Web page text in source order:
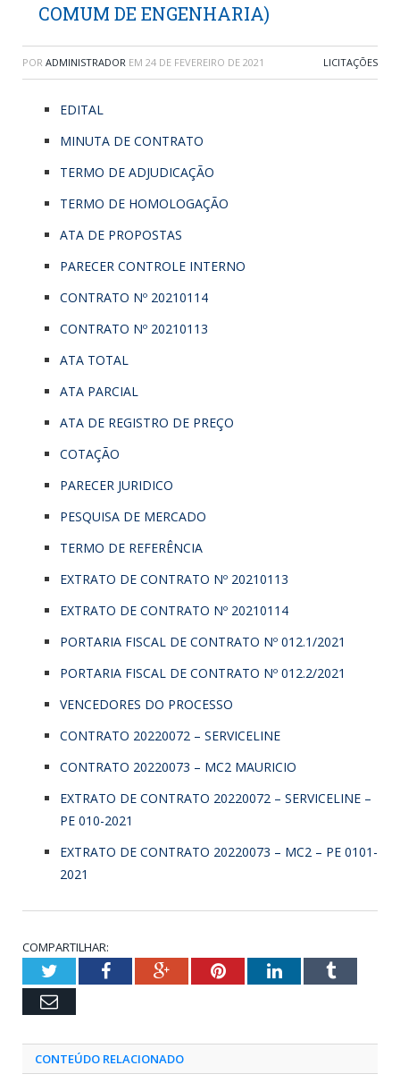
COMUM DE ENGENHARIA)
POR ADMINISTRADOR EM 24 DE FEVEREIRO DE 2021 LICITAÇÕES
EDITAL
MINUTA DE CONTRATO
TERMO DE ADJUDICAÇÃO
TERMO DE HOMOLOGAÇÃO
ATA DE PROPOSTAS
PARECER CONTROLE INTERNO
CONTRATO Nº 20210114
CONTRATO Nº 20210113
ATA TOTAL
ATA PARCIAL
ATA DE REGISTRO DE PREÇO
COTAÇÃO
PARECER JURIDICO
PESQUISA DE MERCADO
TERMO DE REFERÊNCIA
EXTRATO DE CONTRATO Nº 20210113
EXTRATO DE CONTRATO Nº 20210114
PORTARIA FISCAL DE CONTRATO Nº 012.1/2021
PORTARIA FISCAL DE CONTRATO Nº 012.2/2021
VENCEDORES DO PROCESSO
CONTRATO 20220072 – SERVICELINE
CONTRATO 20220073 – MC2 MAURICIO
EXTRATO DE CONTRATO 20220072 – SERVICELINE –
PE 010-2021
EXTRATO DE CONTRATO 20220073 – MC2 – PE 0101-
2021
COMPARTILHAR:
TwitterFacebookGoogle+PinterestLinkedInTumblr
Email
CONTEÚDO RELACIONADO